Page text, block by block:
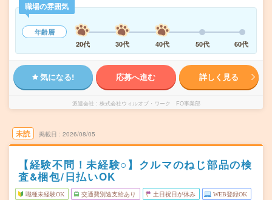
職場の雰囲気
年齢層
20代
30代 40代 50代 60代
気になる! 応募へ進む 詳しく見る
派遣会社 株式会社ウィルオブ・ワーク FO事業部
未読 掲載日 2026/08/05
【経験不問！未経験○】クルマのねじ部品の検
査&梱包/日払いOK
職種未経験OK 交通費別途支給あり 土日祝日が休み WEB登録OK